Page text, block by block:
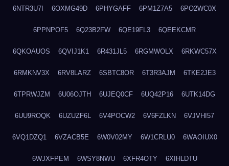
6NTR3U7I 6OXMG49D 6PHYGAFF 6PM1Z7A5 6PO2WC0X
6PPNPOF5 6Q23B2FW 6QE19FL3 6QEEKCMR
6QKOAUOS 6QVIJ1K1 6R431JL5 6RGMWOLX 6RKWC57X
6RMKNV3X 6RV8LARZ 6SBTC8OR 6T3R3AJM 6TKE2JE3
6TPRWJZM 6U06OJTH 6UJEQ0CF 6UQ42P16 6UTK14DG
6UU9ROQK 6UZUZF6L 6V4POCW2 6V6FZLKN 6VJVHI57
6VQ1DZQ1 6VZACB5E 6W0V02MY 6W1CRLU0 6WAOIUX0
6WJXFPEM 6WSY8NWU 6XFR4OTY 6XIHLDTU